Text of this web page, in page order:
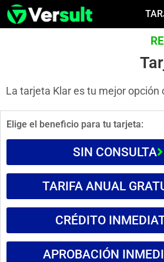
La tarjeta Klar es tu mejor opción
Elige el beneficio para tu tarjeta:
SIN CONSULTA
TARIFA ANUAL
CRÉDITO
APROBACIÓN